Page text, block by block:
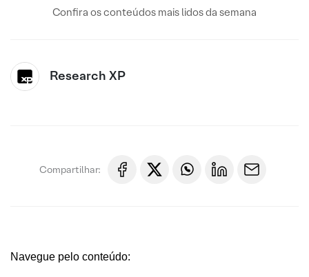
Confira os conteúdos mais lidos da semana
Research XP
Compartilhar:
Navegue pelo conteúdo: